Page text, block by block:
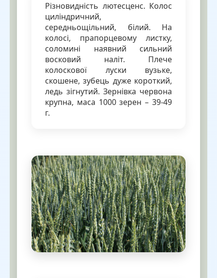
Різновидність лютесценс. Колос
циліндричний,
середньощільний, білий. На
колосі, прапорцевому листку,
соломині наявний сильний
восковий наліт. Плече
колоскової луски вузьке,
скошене, зубець дуже короткий,
ледь зігнутий. Зернівка червона
крупна, маса 1000 зерен – 39-49
г.